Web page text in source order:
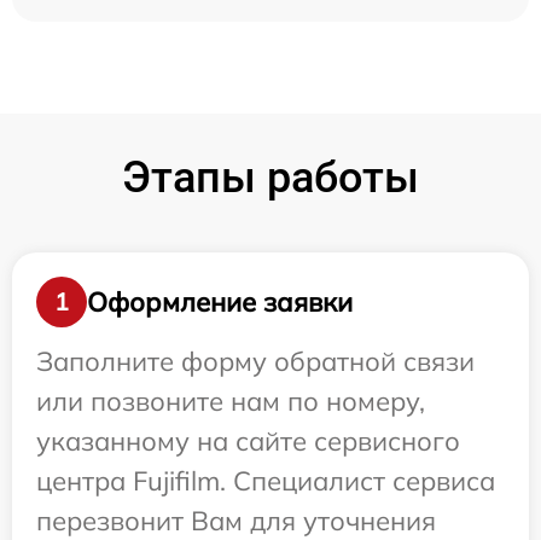
Этапы работы
1
Оформление заявки
Заполните форму обратной связи
или позвоните нам по номеру,
указанному на сайте сервисного
центра Fujifilm. Специалист сервиса
перезвонит Вам для уточнения